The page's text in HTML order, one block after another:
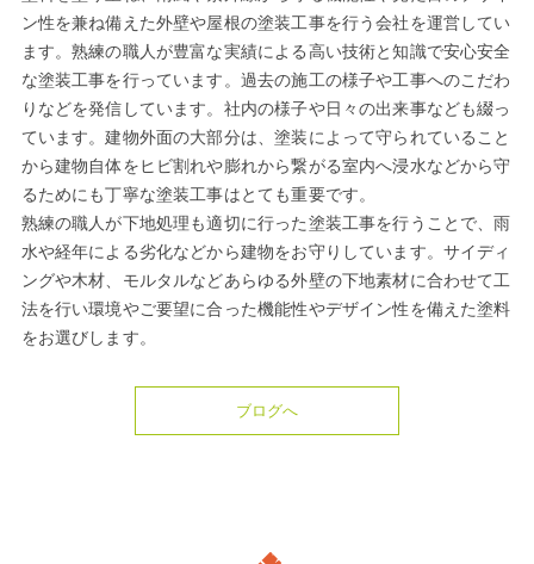
ン性を兼ね備えた外壁や屋根の塗装工事を行う会社を運営してい
ます。熟練の職人が豊富な実績による高い技術と知識で安心安全
な塗装工事を行っています。過去の施工の様子や工事へのこだわ
りなどを発信しています。社内の様子や日々の出来事なども綴っ
ています。建物外面の大部分は、塗装によって守られていること
から建物自体をヒビ割れや膨れから繋がる室内へ浸水などから守
るためにも丁寧な塗装工事はとても重要です。
熟練の職人が下地処理も適切に行った塗装工事を行うことで、雨
水や経年による劣化などから建物をお守りしています。サイディ
ングや木材、モルタルなどあらゆる外壁の下地素材に合わせて工
法を行い環境やご要望に合った機能性やデザイン性を備えた塗料
をお選びします。
ブログへ